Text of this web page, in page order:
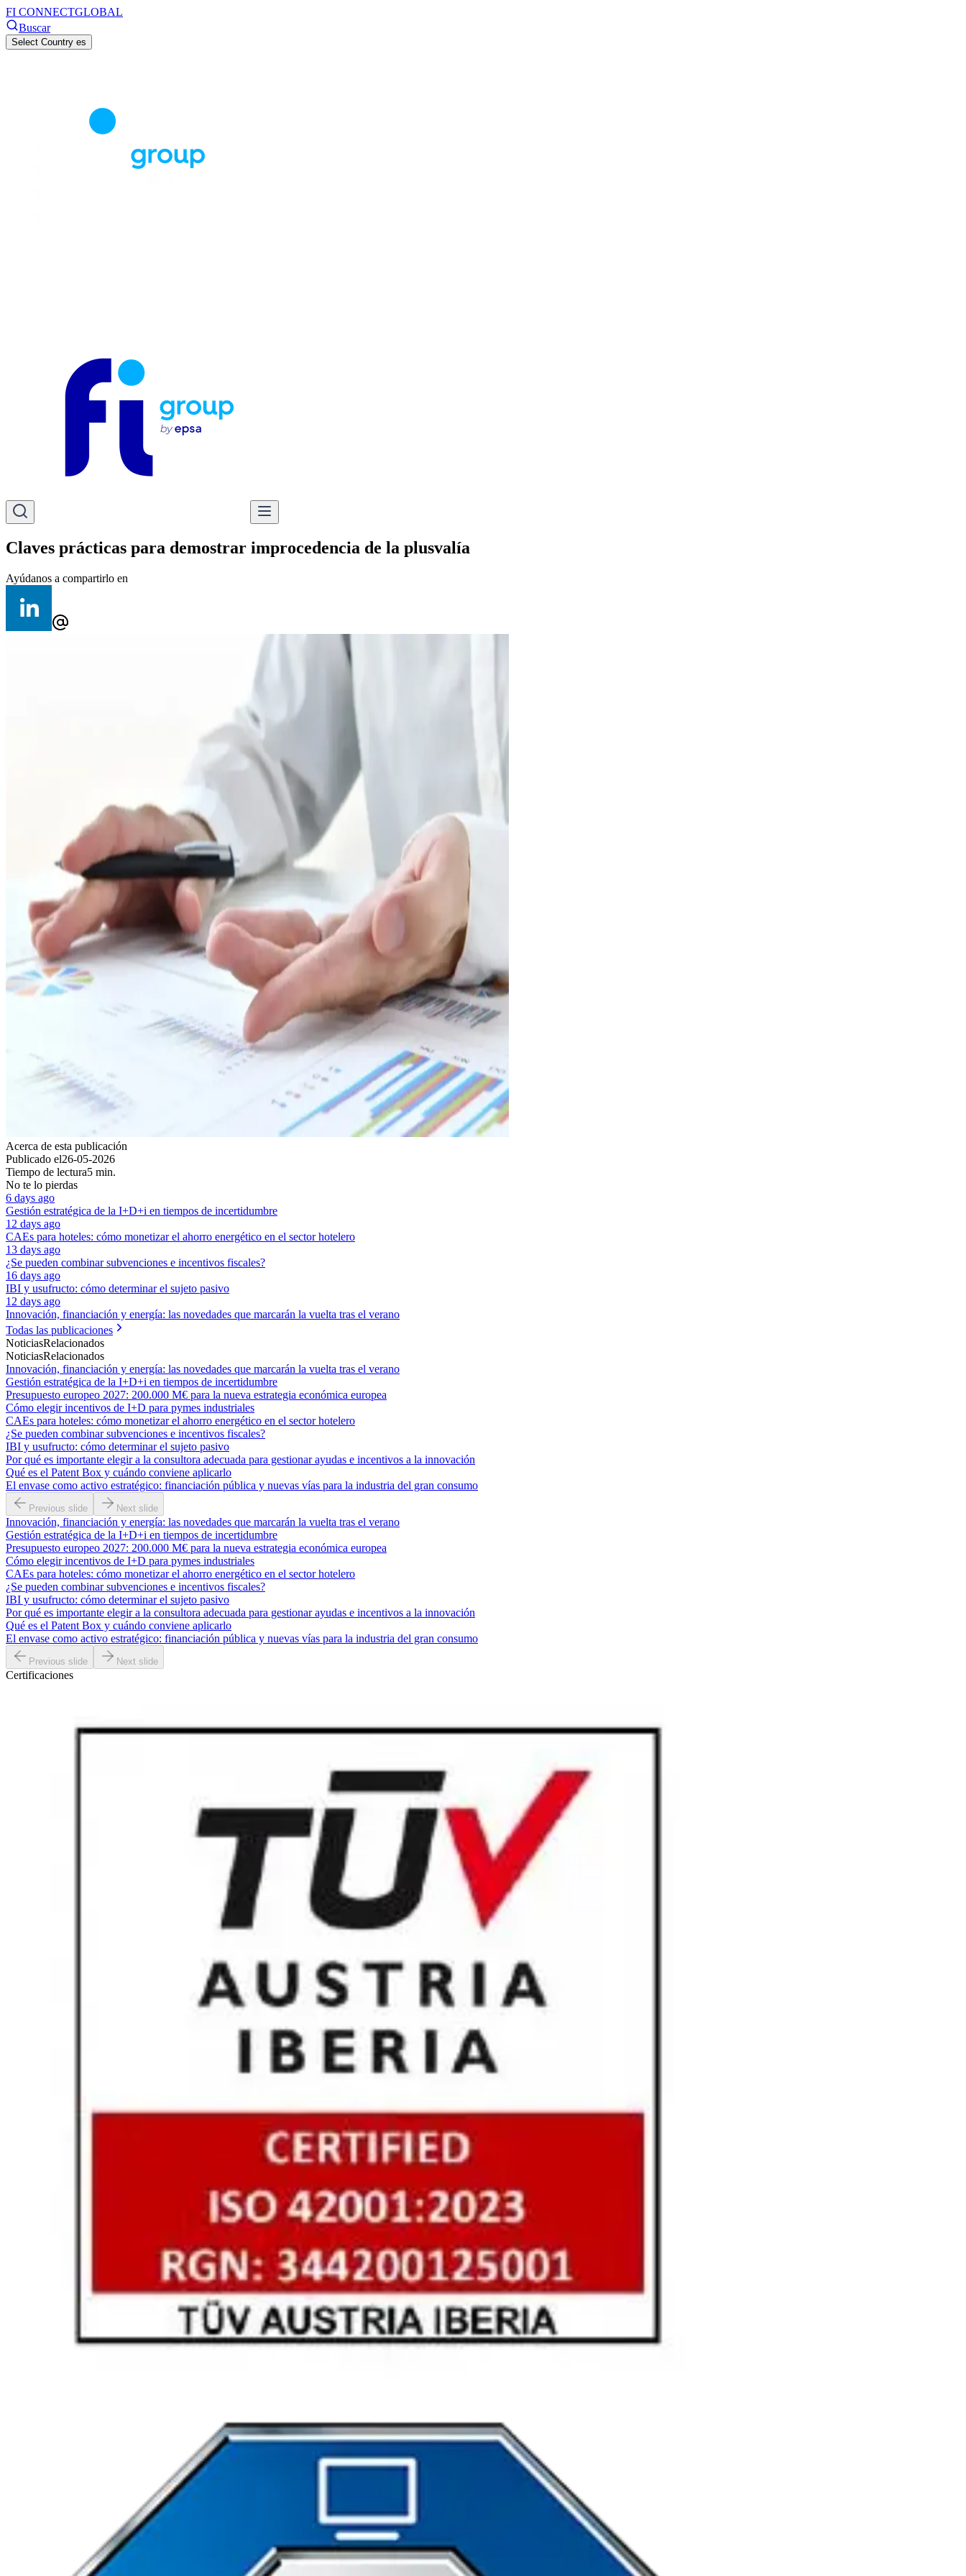
FI CONNECTGLOBAL
Buscar
Select Country es
Claves prácticas para demostrar improcedencia de la plusvalía
Ayúdanos a compartirlo en
Acerca de esta publicación
Publicado el26-05-2026
Tiempo de lectura5 min.
No te lo pierdas
6 days ago
Gestión estratégica de la I+D+i en tiempos de incertidumbre
12 days ago
CAEs para hoteles: cómo monetizar el ahorro energético en el sector hotelero
13 days ago
¿Se pueden combinar subvenciones e incentivos fiscales?
16 days ago
IBI y usufructo: cómo determinar el sujeto pasivo
12 days ago
Innovación, financiación y energía: las novedades que marcarán la vuelta tras el verano
Todas las publicaciones
NoticiasRelacionados
NoticiasRelacionados
Innovación, financiación y energía: las novedades que marcarán la vuelta tras el verano
Gestión estratégica de la I+D+i en tiempos de incertidumbre
Presupuesto europeo 2027: 200.000 M€ para la nueva estrategia económica europea
Cómo elegir incentivos de I+D para pymes industriales
CAEs para hoteles: cómo monetizar el ahorro energético en el sector hotelero
¿Se pueden combinar subvenciones e incentivos fiscales?
IBI y usufructo: cómo determinar el sujeto pasivo
Por qué es importante elegir a la consultora adecuada para gestionar ayudas e incentivos a la innovación
Qué es el Patent Box y cuándo conviene aplicarlo
El envase como activo estratégico: financiación pública y nuevas vías para la industria del gran consumo
Previous slide Next slide
Innovación, financiación y energía: las novedades que marcarán la vuelta tras el verano
Gestión estratégica de la I+D+i en tiempos de incertidumbre
Presupuesto europeo 2027: 200.000 M€ para la nueva estrategia económica europea
Cómo elegir incentivos de I+D para pymes industriales
CAEs para hoteles: cómo monetizar el ahorro energético en el sector hotelero
¿Se pueden combinar subvenciones e incentivos fiscales?
IBI y usufructo: cómo determinar el sujeto pasivo
Por qué es importante elegir a la consultora adecuada para gestionar ayudas e incentivos a la innovación
Qué es el Patent Box y cuándo conviene aplicarlo
El envase como activo estratégico: financiación pública y nuevas vías para la industria del gran consumo
Previous slide Next slide
Certificaciones